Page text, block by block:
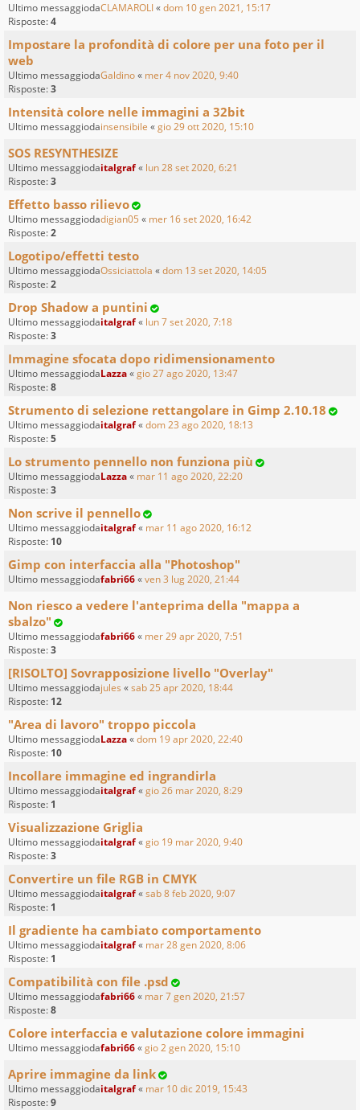
Ultimo messaggiodaCLAMAROLI«dom 10 gen 2021, 15:17
Risposte:4
Impostare la profondità di colore per una foto per il
web
Ultimo messaggiodaGaldino« mer 4 nov 2020, 9:40
Risposte:3
Intensità colore nelle immagini a 32bit
Ultimo messaggiodainsensibile «gio 29 ott 2020, 15:10
SOS RESYNTHESIZE
Ultimo messaggiodaitalgraf« lun 28 set 2020, 6:21
Risposte:3
Effetto basso rilievo
Ultimo messaggiodadigian05 « mer 16 set 2020, 16:42
Risposte:2
Logotipo/effetti testo
Ultimo messaggiodaOssiciattola «dom 13 set 2020, 14:05
Risposte:2
Drop Shadow a puntini
Ultimo messaggiodaitalgraf« lun 7 set 2020, 7:18
Risposte:3
Immagine sfocata dopo ridimensionamento
Ultimo messaggiodaLazza«gio 27 ago 2020, 13:47
Risposte:8
Strumento di selezione rettangolare in Gimp 2.10.18
Ultimo messaggiodaitalgraf«dom 23 ago 2020, 18:13
Risposte:5
Lo strumento pennello non funziona più
Ultimo messaggiodaLazza« mar 11 ago 2020, 22:20
Risposte:3
Non scrive il pennello
Ultimo messaggiodaitalgraf« mar 11 ago 2020, 16:12
Risposte: 10
Gimp con interfaccia alla "Photoshop"
Ultimo messaggiodafabri66«ven 3 lug 2020, 21:44
Non riesco a vedere l'anteprima della "mappa a
sbalzo"
Ultimo messaggiodafabri66« mer 29 apr 2020, 7:51
Risposte:3
[RISOLTO] Sovrapposizione livello "Overlay"
Ultimo messaggiodajules «sab 25 apr 2020, 18:44
Risposte: 12
"Area di lavoro" troppo piccola
Ultimo messaggiodaLazza«dom 19 apr 2020, 22:40
Risposte: 10
Incollare immagine ed ingrandirla
Ultimo messaggiodaitalgraf«gio 26 mar 2020, 8:29
Risposte: 1
Visualizzazione Griglia
Ultimo messaggiodaitalgraf«gio 19 mar 2020, 9:40
Risposte:3
Convertire un file RGB in CMYK
Ultimo messaggiodaitalgraf«sab 8 feb 2020, 9:07
Risposte: 1
Il gradiente ha cambiato comportamento
Ultimo messaggiodaitalgraf« mar 28 gen 2020, 8:06
Risposte: 1
Compatibilità con file .psd
Ultimo messaggiodafabri66« mar 7 gen 2020, 21:57
Risposte:8
Colore interfaccia e valutazione colore immagini
Ultimo messaggiodafabri66«gio 2 gen 2020, 15:10
Aprire immagine da link
Ultimo messaggiodaitalgraf« mar 10 dic 2019, 15:43
Risposte:9